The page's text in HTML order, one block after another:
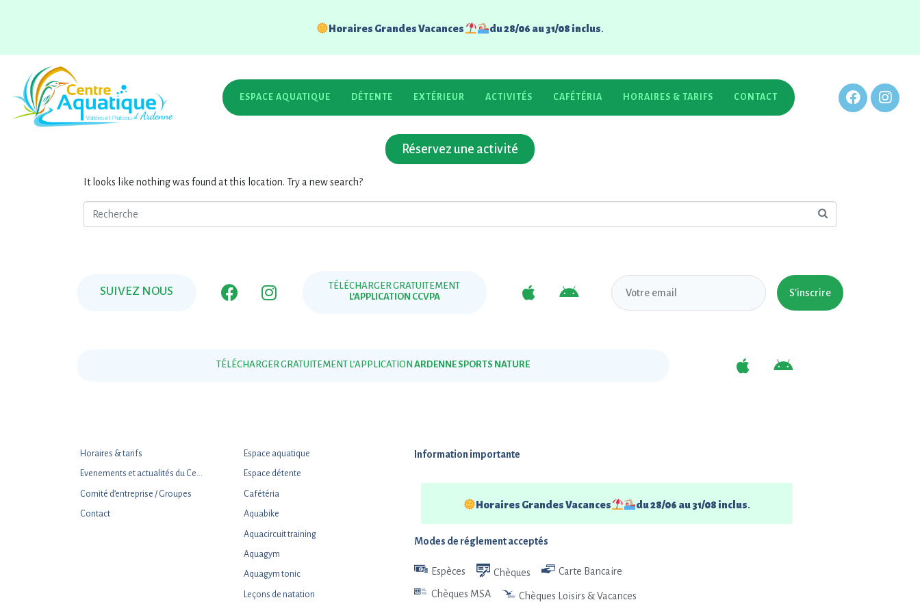
Horaires Grandes Vacances du 28/06 au 31/08 inclus.
ESPACE AQUATIQUE DÉTENTE EXTÉRIEUR ACTIVITÉS CAFÉTÉRIA HORAIRES & TARIFS CONTACT
Réservez une activité
Étiquette : centre aqualudique
Home Message informations Tag Archives: centre aqualudique
Horaires Grandes Vacances du 28/06 au 31/08 inclus.
It looks like nothing was found at this location. Try a new search?
SUIVEZ NOUS
TÉLÉCHARGER GRATUITEMENT
L’APPLICATION CCVPA
S'inscrire
TÉLÉCHARGER GRATUITEMENT L’APPLICATIONARDENNE SPORTS NATURE
Horaires & tarifs
Evenements et actualités du Centre Aquatique
Comité d’entreprise / Groupes
Contact
Espace aquatique
Espace détente
Cafétéria
Aquabike
Aquacircuit training
Aquagym
Aquagym tonic
Leçons de natation
Information importante
Horaires Grandes Vacances du 28/06 au 31/08 inclus.
Modes de réglement acceptés
Espèces Chèques Carte Bancaire
Chèques MSA Chèques Loisirs & Vacances